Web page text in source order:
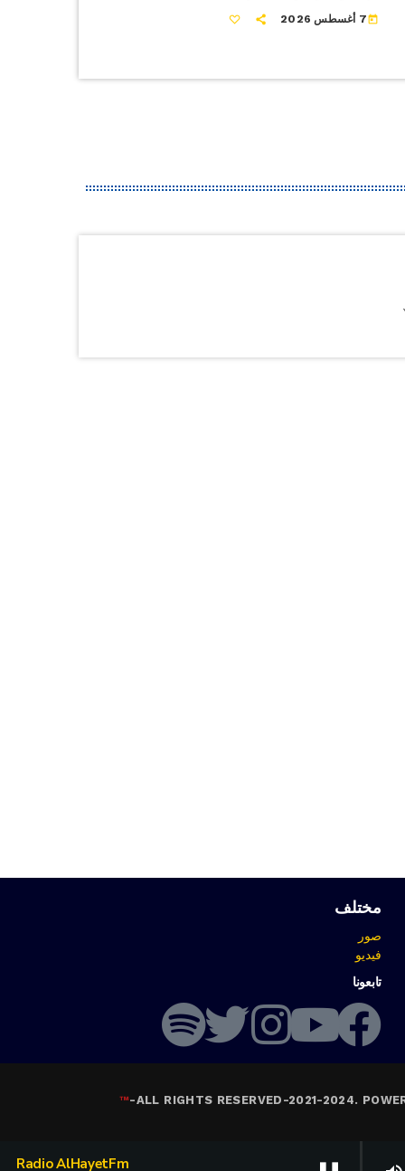
Radio AlHayetFm
today 7 أغسطس 2026
مختلف
صور
فيديو
تابعونا
ALL RIGHTS RESERVED-2021-2024.
-
™